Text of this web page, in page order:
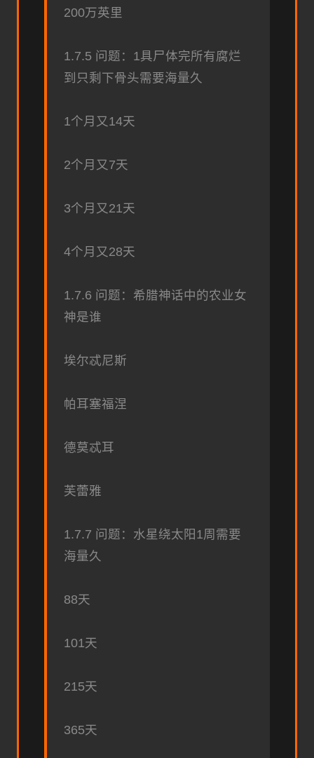
200万英里
1.7.5 问题：1具尸体完所有腐烂
到只剩下骨头需要海量久
1个月又14天
2个月又7天
3个月又21天
4个月又28天
1.7.6 问题：希腊神话中的农业女
神是谁
埃尔忒尼斯
帕耳塞福涅
德莫忒耳
芙蕾雅
1.7.7 问题：水星绕太阳1周需要
海量久
88天
101天
215天
365天